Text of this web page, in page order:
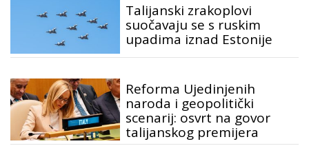
Talijanski zrakoplovi
suočavaju se s ruskim
upadima iznad Estonije
Reforma Ujedinjenih
naroda i geopolitički
scenarij: osvrt na govor
talijanskog premijera